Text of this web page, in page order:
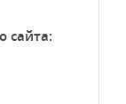
сайта: